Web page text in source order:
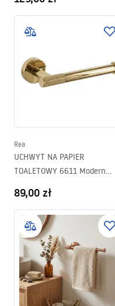
Rea
UCHWYT NA PAPIER
TOALETOWY 6611 Modern
89,00 zł